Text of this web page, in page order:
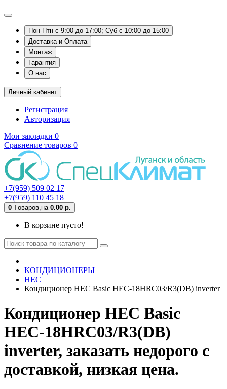
Пон-Птн с 9:00 до 17:00; Суб с 10:00 до 15:00
Доставка и Оплата
Монтаж
Гарантия
О нас
Личный кабинет
Регистрация
Авторизация
Мои закладки 0
Сравнение товаров 0
+7(959) 509 02 17
+7(959) 110 45 18
0 Tоваров,на 0.00 р.
В корзине пусто!
КОНДИЦИОНЕРЫ
HEC
Кондиционер HEC Basic HEC-18HRC03/R3(DB) inverter
Кондиционер HEC Basic
HEC-18HRC03/R3(DB)
inverter, заказать недорого с
доставкой, низкая цена.